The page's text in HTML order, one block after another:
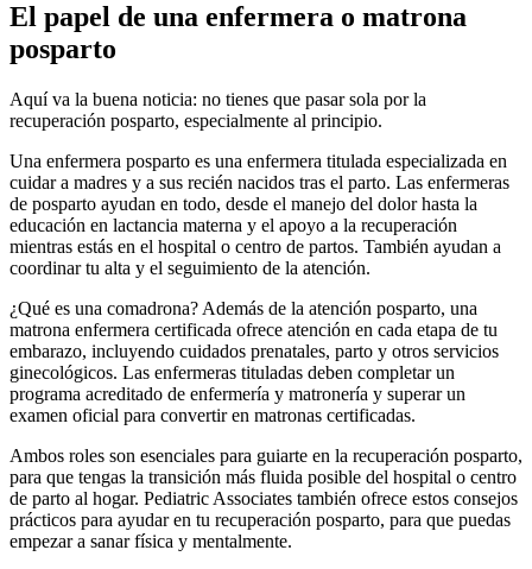
El papel de una enfermera o matrona
posparto
Aquí va la buena noticia: no tienes que pasar sola por la
recuperación posparto, especialmente al principio.
Una enfermera posparto es una enfermera titulada especializada en
cuidar a madres y a sus recién nacidos tras el parto. Las enfermeras
de posparto ayudan en todo, desde el manejo del dolor hasta la
educación en lactancia materna y el apoyo a la recuperación
mientras estás en el hospital o centro de partos. También ayudan a
coordinar tu alta y el seguimiento de la atención.
¿Qué es una comadrona? Además de la atención posparto, una
matrona enfermera certificada ofrece atención en cada etapa de tu
embarazo, incluyendo cuidados prenatales, parto y otros servicios
ginecológicos. Las enfermeras tituladas deben completar un
programa acreditado de enfermería y matronería y superar un
examen oficial para convertir en matronas certificadas.
Ambos roles son esenciales para guiarte en la recuperación posparto,
para que tengas la transición más fluida posible del hospital o centro
de parto al hogar. Pediatric Associates también ofrece estos consejos
prácticos para ayudar en tu recuperación posparto, para que puedas
empezar a sanar física y mentalmente.